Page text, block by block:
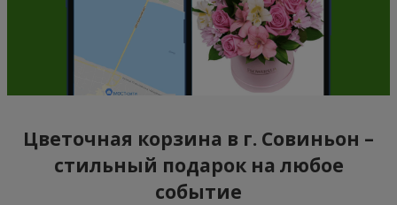
Цветочная корзина в г. Совиньон –
стильный подарок на любое
событие